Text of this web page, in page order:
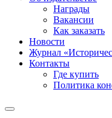
Награды
Вакансии
Как заказать
Новости
Журнал
Контакты
Где купить
Политика
Меню